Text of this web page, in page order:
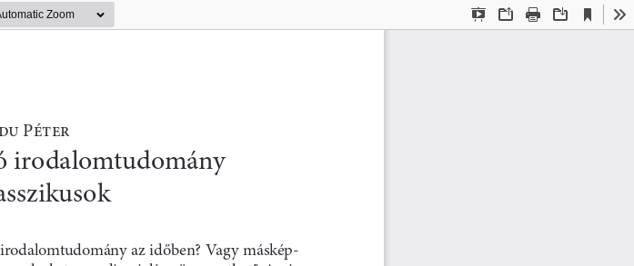
Presentation
OpenPrint Download
Current
View
az időben? Vagy máskép-
Péter
irodalomtudomány